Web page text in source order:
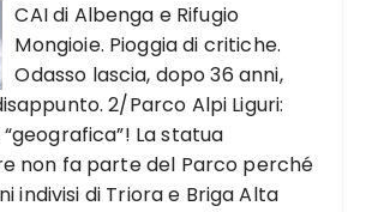
CAI di Albenga e Rifugio
Mongioie. Pioggia di critiche.
Odasso lascia, dopo 36 anni,
2/Parco Alpi Liguri:
La statua
non fa parte del Parco perché
indivisi di Triora e Briga Alta